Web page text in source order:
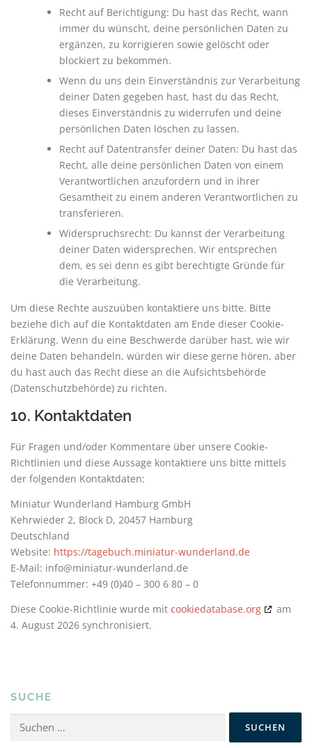
Recht auf Berichtigung: Du hast das Recht, wann
immer du wünscht, deine persönlichen Daten zu
ergänzen, zu korrigieren sowie gelöscht oder
blockiert zu bekommen.
Wenn du uns dein Einverständnis zur Verarbeitung
deiner Daten gegeben hast, hast du das Recht,
dieses Einverständnis zu widerrufen und deine
persönlichen Daten löschen zu lassen.
Recht auf Datentransfer deiner Daten: Du hast das
Recht, alle deine persönlichen Daten von einem
Verantwortlichen anzufordern und in ihrer
Gesamtheit zu einem anderen Verantwortlichen zu
transferieren.
Widerspruchsrecht: Du kannst der Verarbeitung
deiner Daten widersprechen. Wir entsprechen
dem, es sei denn es gibt berechtigte Gründe für
die Verarbeitung.
Um diese Rechte auszuüben kontaktiere uns bitte. Bitte
beziehe dich auf die Kontaktdaten am Ende dieser Cookie-
Erklärung. Wenn du eine Beschwerde darüber hast, wie wir
deine Daten behandeln, würden wir diese gerne hören, aber
du hast auch das Recht diese an die Aufsichtsbehörde
(Datenschutzbehörde) zu richten.
10. Kontaktdaten
Für Fragen und/oder Kommentare über unsere Cookie-
Richtlinien und diese Aussage kontaktiere uns bitte mittels
der folgenden Kontaktdaten:
Miniatur Wunderland Hamburg GmbH
Kehrwieder 2, Block D, 20457 Hamburg
Deutschland
Website: https://tagebuch.miniatur-wunderland.de
E-Mail: info@miniatur-wunderland.de
Telefonnummer: +49 (0)40 – 300 6 80 – 0
Diese Cookie-Richtlinie wurde mit cookiedatabase.org
am
4. August 2026 synchronisiert.
SUCHE
nach: